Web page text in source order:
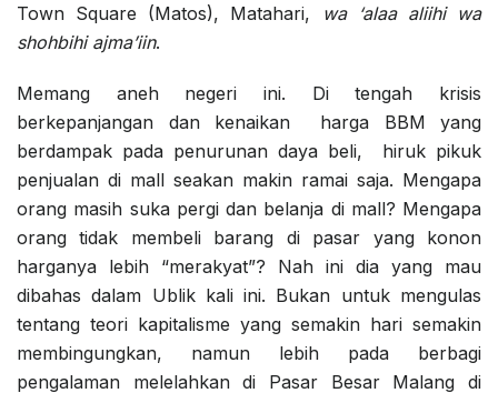
Town Square (Matos), Matahari,
wa ‘alaa aliihi wa
shohbihi ajma’iin.
Memang aneh negeri ini. Di tengah krisis
berkepanjangan dan kenaikan harga BBM yang
berdampak pada penurunan daya beli, hiruk pikuk
penjualan di mall seakan makin ramai saja. Mengapa
orang masih suka pergi dan belanja di mall? Mengapa
orang tidak membeli barang di pasar yang konon
harganya lebih “merakyat”? Nah ini dia yang mau
dibahas dalam Ublik kali ini. Bukan untuk mengulas
tentang teori kapitalisme yang semakin hari semakin
membingungkan, namun lebih pada berbagi
pengalaman melelahkan di Pasar Besar Malang di